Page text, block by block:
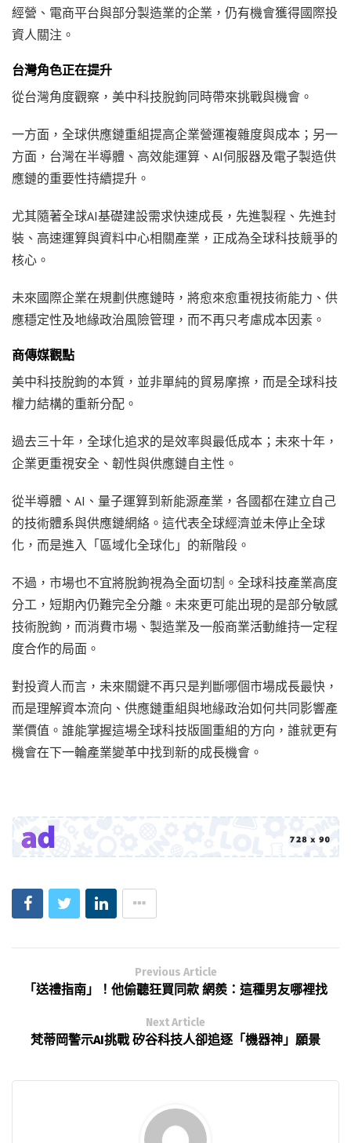
經營、電商平台與部分製造業的企業，仍有機會獲得國際投
資人關注。
台灣角色正在提升
從台灣角度觀察，美中科技脫鉤同時帶來挑戰與機會。
一方面，全球供應鏈重組提高企業營運複雜度與成本；另一
方面，台灣在半導體、高效能運算、AI伺服器及電子製造供
應鏈的重要性持續提升。
尤其隨著全球AI基礎建設需求快速成長，先進製程、先進封
裝、高速運算與資料中心相關產業，正成為全球科技競爭的
核心。
未來國際企業在規劃供應鏈時，將愈來愈重視技術能力、供
應穩定性及地緣政治風險管理，而不再只考慮成本因素。
商傳媒觀點
美中科技脫鉤的本質，並非單純的貿易摩擦，而是全球科技
權力結構的重新分配。
過去三十年，全球化追求的是效率與最低成本；未來十年，
企業更重視安全、韌性與供應鏈自主性。
從半導體、AI、量子運算到新能源產業，各國都在建立自己
的技術體系與供應鏈網絡。這代表全球經濟並未停止全球
化，而是進入「區域化全球化」的新階段。
不過，市場也不宜將脫鉤視為全面切割。全球科技產業高度
分工，短期內仍難完全分離。未來更可能出現的是部分敏感
技術脫鉤，而消費市場、製造業及一般商業活動維持一定程
度合作的局面。
對投資人而言，未來關鍵不再只是判斷哪個市場成長最快，
而是理解資本流向、供應鏈重組與地緣政治如何共同影響產
業價值。誰能掌握這場全球科技版圖重組的方向，誰就更有
機會在下一輪產業變革中找到新的成長機會。
Previous Article
「送禮指南」！他偷聽狂買同款 網羨：這種男友哪裡找
Next Article
梵蒂岡警示AI挑戰 矽谷科技人卻追逐「機器神」願景